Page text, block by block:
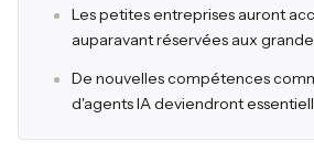
Les petites entreprises auront
auparavant réservées aux
De nouvelles compétences
d'agents IA deviendront